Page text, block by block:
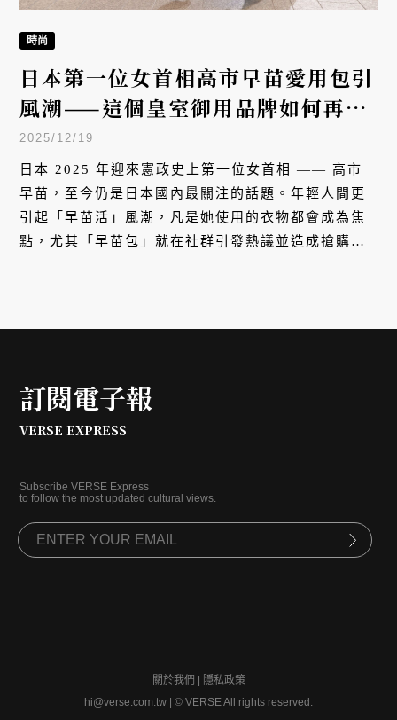
時尚
日本第一位女首相高市早苗愛用包引
風潮——這個皇室御用品牌如何再創
佳績？
2025/12/19
日本 2025 年迎來憲政史上第一位女首相 —— 高市
早苗，至今仍是日本國內最關注的話題。年輕人間更
引起「早苗活」風潮，凡是她使用的衣物都會成為焦
點，尤其「早苗包」就在社群引發熱議並造成搶購。
訂閱電子報
VERSE EXPRESS
Subscribe VERSE Express
to follow the most updated cultural views.
關於我們
隱私政策
hi@verse.com.tw
© VERSE All rights reserved.